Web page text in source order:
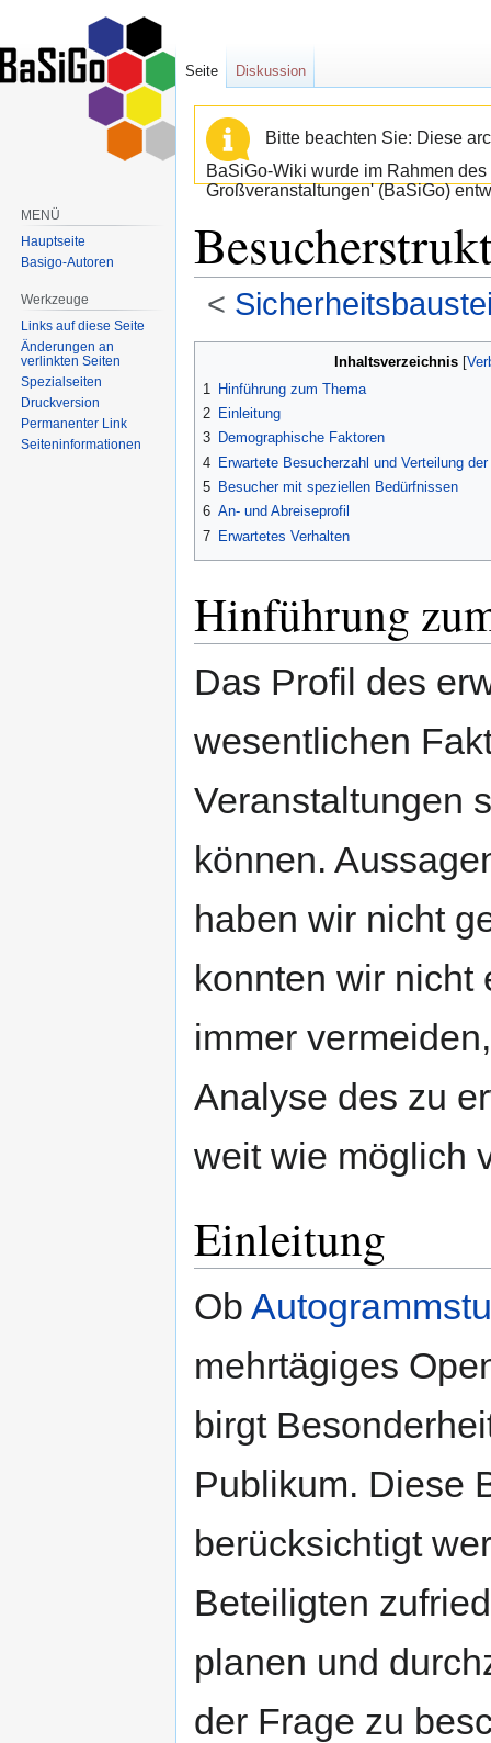
Bitte beachten Sie: Diese
BaSiGo-Wiki wurde im Rahmen
Großveranstaltungen' (BaSiGo)
<
Inhaltsverzeichnis
1
Hinführung zum Thema
2 Einleitung
3 Demographische Faktoren
4 Erwartete Besucherzahl und Verteilung
5 Besucher mit speziellen Bedürfnissen
6 An- und Abreiseprofil
7 Erwartetes Verhalten
Hinführung
Das Profil des
wesentlichen
Veranstaltungen
können.
haben wir nicht
konnten wir nicht
immer
Analyse des zu
weit wie möglich
Einleitung
Ob
mehrtägiges
birgt
Publikum. Diese
berücksichtigt
Beteiligten
planen und
der Frage zu
Seite Diskussion
MENÜ
Hauptseite
Basigo-Autoren
Werkzeuge
Links auf diese Seite
Änderungen an
verlinkten Seiten
Spezialseiten
Druckversion
Permanenter Link
Seiten­informationen